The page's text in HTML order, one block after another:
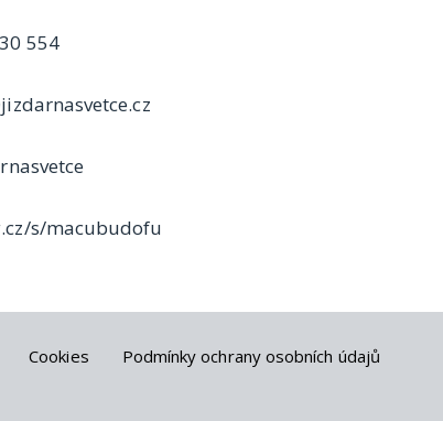
554
s/macubudofu
Cookies Podmínky ochrany osobních údajů